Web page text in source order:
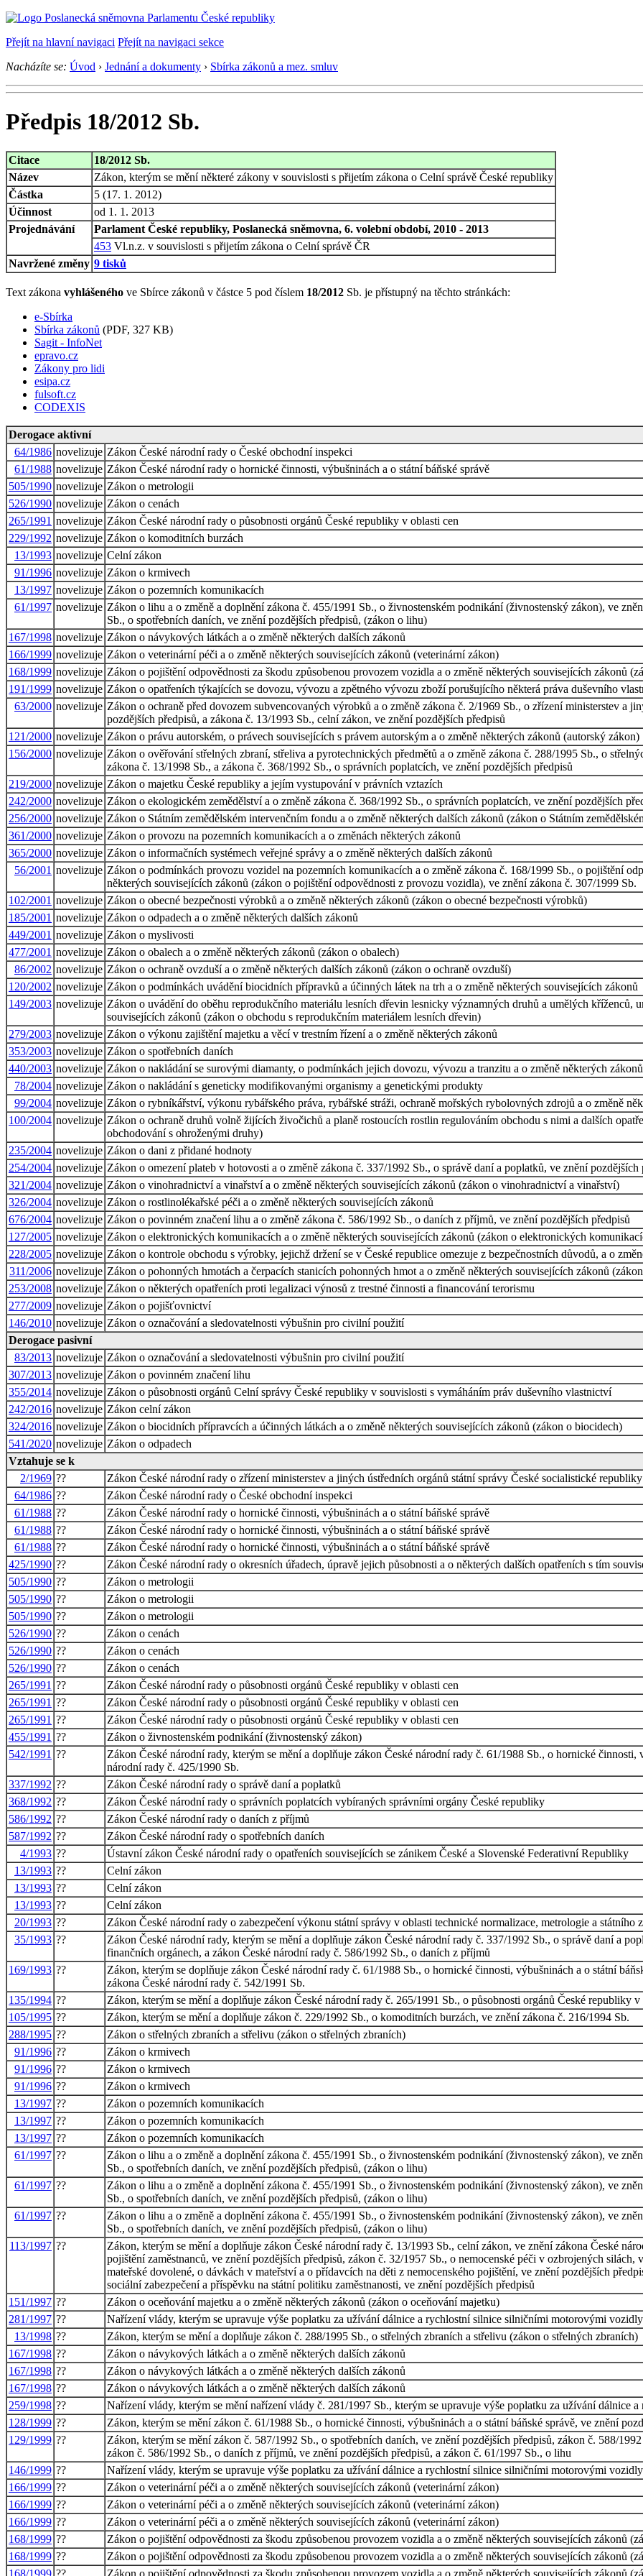
Přejít na hlavní navigaci Přejít na navigaci sekce
Nacházíte se: Úvod › Jednání a dokumenty › Sbírka zákonů a mez. smluv
Předpis 18/2012 Sb.
Citace
18/2012 Sb.
Název
Zákon, kterým se mění některé zákony v souvislosti s přijetím zákona o Celní správě České republiky
Částka
5 (17. 1. 2012)
Účinnost
od 1. 1. 2013
Projednávání
Parlament České republiky, Poslanecká sněmovna, 6. volební období, 2010 - 2013
453 Vl.n.z. v souvislosti s přijetím zákona o Celní správě ČR
Navržené změny 9 tisků
Text zákona vyhlášeného ve Sbírce zákonů v částce 5 pod číslem 18/2012 Sb. je přístupný na těchto stránkách:
e-Sbírka
Sbírka zákonů (PDF, 327 KB)
Sagit - InfoNet
epravo.cz
Zákony pro lidi
esipa.cz
fulsoft.cz
CODEXIS
Derogace aktivní
64/1986 novelizuje Zákon České národní rady o České obchodní inspekci
61/1988 novelizuje Zákon České národní rady o hornické činnosti, výbušninách a o státní báňské správě
505/1990 novelizuje Zákon o metrologii
526/1990 novelizuje Zákon o cenách
265/1991 novelizuje Zákon České národní rady o působnosti orgánů České republiky v oblasti cen
229/1992 novelizuje Zákon o komoditních burzách
13/1993 novelizuje Celní zákon
91/1996 novelizuje Zákon o krmivech
13/1997 novelizuje Zákon o pozemních komunikacích
61/1997 novelizuje Zákon o lihu a o změně a doplnění zákona č. 455/1991 Sb., o živnostenském podnikání (živnostenský zákon), ve
Sb., o spotřebních daních, ve znění pozdějších předpisů, (zákon o lihu)
167/1998 novelizuje Zákon o návykových látkách a o změně některých dalších zákonů
166/1999 novelizuje Zákon o veterinární péči a o změně některých souvisejících zákonů (veterinární zákon)
168/1999 novelizuje Zákon o pojištění odpovědnosti za škodu způsobenou provozem vozidla a o změně některých souvisejících zákonů
191/1999 novelizuje Zákon o opatřeních týkajících se dovozu, vývozu a zpětného vývozu zboží porušujícího některá práva duševního
63/2000 novelizuje Zákon o ochraně před dovozem subvencovaných výrobků a o změně zákona č. 2/1969 Sb., o zřízení ministerstev a
pozdějších předpisů, a zákona č. 13/1993 Sb., celní zákon, ve znění pozdějších předpisů
121/2000 novelizuje Zákon o právu autorském, o právech souvisejících s právem autorským a o změně některých zákonů (autorský zákon)
156/2000 novelizuje Zákon o ověřování střelných zbraní, střeliva a pyrotechnických předmětů a o změně zákona č. 288/1995 Sb., o
zákona č. 13/1998 Sb., a zákona č. 368/1992 Sb., o správních poplatcích, ve znění pozdějších předpisů
219/2000 novelizuje Zákon o majetku České republiky a jejím vystupování v právních vztazích
242/2000 novelizuje Zákon o ekologickém zemědělství a o změně zákona č. 368/1992 Sb., o správních poplatcích, ve znění pozdějších
256/2000 novelizuje Zákon o Státním zemědělském intervenčním fondu a o změně některých dalších zákonů (zákon o Státním
361/2000 novelizuje Zákon o provozu na pozemních komunikacích a o změnách některých zákonů
365/2000 novelizuje Zákon o informačních systémech veřejné správy a o změně některých dalších zákonů
56/2001 novelizuje Zákon o podmínkách provozu vozidel na pozemních komunikacích a o změně zákona č. 168/1999 Sb., o pojištění
některých souvisejících zákonů (zákon o pojištění odpovědnosti z provozu vozidla), ve znění zákona č. 307/1999 Sb.
102/2001 novelizuje Zákon o obecné bezpečnosti výrobků a o změně některých zákonů (zákon o obecné bezpečnosti výrobků)
185/2001 novelizuje Zákon o odpadech a o změně některých dalších zákonů
449/2001 novelizuje Zákon o myslivosti
477/2001 novelizuje Zákon o obalech a o změně některých zákonů (zákon o obalech)
86/2002 novelizuje Zákon o ochraně ovzduší a o změně některých dalších zákonů (zákon o ochraně ovzduší)
120/2002 novelizuje Zákon o podmínkách uvádění biocidních přípravků a účinných látek na trh a o změně některých souvisejících zákonů
149/2003 novelizuje Zákon o uvádění do oběhu reprodukčního materiálu lesních dřevin lesnicky významných druhů a umělých kříženců,
souvisejících zákonů (zákon o obchodu s reprodukčním materiálem lesních dřevin)
279/2003 novelizuje Zákon o výkonu zajištění majetku a věcí v trestním řízení a o změně některých zákonů
353/2003 novelizuje Zákon o spotřebních daních
440/2003 novelizuje Zákon o nakládání se surovými diamanty, o podmínkách jejich dovozu, vývozu a tranzitu a o změně některých zákonů
78/2004 novelizuje Zákon o nakládání s geneticky modifikovanými organismy a genetickými produkty
99/2004 novelizuje Zákon o rybníkářství, výkonu rybářského práva, rybářské stráži, ochraně mořských rybolovných zdrojů a o změně
100/2004 novelizuje Zákon o ochraně druhů volně žijících živočichů a planě rostoucích rostlin regulováním obchodu s nimi a dalších
obchodování s ohroženými druhy)
235/2004 novelizuje Zákon o dani z přidané hodnoty
254/2004 novelizuje Zákon o omezení plateb v hotovosti a o změně zákona č. 337/1992 Sb., o správě daní a poplatků, ve znění pozdějších
321/2004 novelizuje Zákon o vinohradnictví a vinařství a o změně některých souvisejících zákonů (zákon o vinohradnictví a vinařství)
326/2004 novelizuje Zákon o rostlinolékařské péči a o změně některých souvisejících zákonů
676/2004 novelizuje Zákon o povinném značení lihu a o změně zákona č. 586/1992 Sb., o daních z příjmů, ve znění pozdějších předpisů
127/2005 novelizuje Zákon o elektronických komunikacích a o změně některých souvisejících zákonů (zákon o elektronických
228/2005 novelizuje Zákon o kontrole obchodu s výrobky, jejichž držení se v České republice omezuje z bezpečnostních důvodů, a o
311/2006 novelizuje Zákon o pohonných hmotách a čerpacích stanicích pohonných hmot a o změně některých souvisejících zákonů
253/2008 novelizuje Zákon o některých opatřeních proti legalizaci výnosů z trestné činnosti a financování terorismu
277/2009 novelizuje Zákon o pojišťovnictví
146/2010 novelizuje Zákon o označování a sledovatelnosti výbušnin pro civilní použití
Derogace pasivní
83/2013 novelizuje Zákon o označování a sledovatelnosti výbušnin pro civilní použití
307/2013 novelizuje Zákon o povinném značení lihu
355/2014 novelizuje Zákon o působnosti orgánů Celní správy České republiky v souvislosti s vymáháním práv duševního vlastnictví
242/2016 novelizuje Zákon celní zákon
324/2016 novelizuje Zákon o biocidních přípravcích a účinných látkách a o změně některých souvisejících zákonů (zákon o biocidech)
541/2020 novelizuje Zákon o odpadech
Vztahuje se k
2/1969 ??
Zákon České národní rady o zřízení ministerstev a jiných ústředních orgánů státní správy České socialistické republiky
64/1986 ??
Zákon České národní rady o České obchodní inspekci
61/1988 ??
Zákon České národní rady o hornické činnosti, výbušninách a o státní báňské správě
61/1988 ??
Zákon České národní rady o hornické činnosti, výbušninách a o státní báňské správě
61/1988 ??
Zákon České národní rady o hornické činnosti, výbušninách a o státní báňské správě
425/1990 ??
Zákon České národní rady o okresních úřadech, úpravě jejich působnosti a o některých dalších opatřeních s tím
505/1990 ??
Zákon o metrologii
505/1990 ??
Zákon o metrologii
505/1990 ??
Zákon o metrologii
526/1990 ??
Zákon o cenách
526/1990 ??
Zákon o cenách
526/1990 ??
Zákon o cenách
265/1991 ??
Zákon České národní rady o působnosti orgánů České republiky v oblasti cen
265/1991 ??
Zákon České národní rady o působnosti orgánů České republiky v oblasti cen
265/1991 ??
Zákon České národní rady o působnosti orgánů České republiky v oblasti cen
455/1991 ??
Zákon o živnostenském podnikání (živnostenský zákon)
542/1991 ??
Zákon České národní rady, kterým se mění a doplňuje zákon České národní rady č. 61/1988 Sb., o hornické činnosti,
národní rady č. 425/1990 Sb.
337/1992 ??
Zákon České národní rady o správě daní a poplatků
368/1992 ??
Zákon České národní rady o správních poplatcích vybíraných správními orgány České republiky
586/1992 ??
Zákon České národní rady o daních z příjmů
587/1992 ??
Zákon České národní rady o spotřebních daních
4/1993 ??
Ústavní zákon České národní rady o opatřeních souvisejících se zánikem České a Slovenské Federativní Republiky
13/1993 ??
Celní zákon
13/1993 ??
Celní zákon
13/1993 ??
Celní zákon
20/1993 ??
Zákon České národní rady o zabezpečení výkonu státní správy v oblasti technické normalizace, metrologie a státního
35/1993 ??
Zákon České národní rady, kterým se mění a doplňuje zákon České národní rady č. 337/1992 Sb., o správě daní a
finančních orgánech, a zákon České národní rady č. 586/1992 Sb., o daních z příjmů
169/1993 ??
Zákon, kterým se doplňuje zákon České národní rady č. 61/1988 Sb., o hornické činnosti, výbušninách a o státní
zákona České národní rady č. 542/1991 Sb.
135/1994 ??
Zákon, kterým se mění a doplňuje zákon České národní rady č. 265/1991 Sb., o působnosti orgánů České republiky
105/1995 ??
Zákon, kterým se mění a doplňuje zákon č. 229/1992 Sb., o komoditních burzách, ve znění zákona č. 216/1994 Sb.
288/1995 ??
Zákon o střelných zbraních a střelivu (zákon o střelných zbraních)
91/1996 ??
Zákon o krmivech
91/1996 ??
Zákon o krmivech
91/1996 ??
Zákon o krmivech
13/1997 ??
Zákon o pozemních komunikacích
13/1997 ??
Zákon o pozemních komunikacích
13/1997 ??
Zákon o pozemních komunikacích
61/1997 ??
Zákon o lihu a o změně a doplnění zákona č. 455/1991 Sb., o živnostenském podnikání (živnostenský zákon), ve
Sb., o spotřebních daních, ve znění pozdějších předpisů, (zákon o lihu)
61/1997 ??
Zákon o lihu a o změně a doplnění zákona č. 455/1991 Sb., o živnostenském podnikání (živnostenský zákon), ve
Sb., o spotřebních daních, ve znění pozdějších předpisů, (zákon o lihu)
61/1997 ??
Zákon o lihu a o změně a doplnění zákona č. 455/1991 Sb., o živnostenském podnikání (živnostenský zákon), ve
Sb., o spotřebních daních, ve znění pozdějších předpisů, (zákon o lihu)
113/1997 ??
Zákon, kterým se mění a doplňuje zákon České národní rady č. 13/1993 Sb., celní zákon, ve znění zákona České
pojištění zaměstnanců, ve znění pozdějších předpisů, zákon č. 32/1957 Sb., o nemocenské péči v ozbrojených
mateřské dovolené, o dávkách v mateřství a o přídavcích na děti z nemocenského pojištění, ve znění pozdějších
sociální zabezpečení a příspěvku na státní politiku zaměstnanosti, ve znění pozdějších předpisů
151/1997 ??
Zákon o oceňování majetku a o změně některých zákonů (zákon o oceňování majetku)
281/1997 ??
Nařízení vlády, kterým se upravuje výše poplatku za užívání dálnice a rychlostní silnice silničními motorovými vozidly
13/1998 ??
Zákon, kterým se mění a doplňuje zákon č. 288/1995 Sb., o střelných zbraních a střelivu (zákon o střelných zbraních)
167/1998 ??
Zákon o návykových látkách a o změně některých dalších zákonů
167/1998 ??
Zákon o návykových látkách a o změně některých dalších zákonů
167/1998 ??
Zákon o návykových látkách a o změně některých dalších zákonů
259/1998 ??
Nařízení vlády, kterým se mění nařízení vlády č. 281/1997 Sb., kterým se upravuje výše poplatku za užívání dálnice
128/1999 ??
Zákon, kterým se mění zákon č. 61/1988 Sb., o hornické činnosti, výbušninách a o státní báňské správě, ve znění
129/1999 ??
Zákon, kterým se mění zákon č. 587/1992 Sb., o spotřebních daních, ve znění pozdějších předpisů, zákon č. 588/
zákon č. 586/1992 Sb., o daních z příjmů, ve znění pozdějších předpisů, a zákon č. 61/1997 Sb., o lihu
146/1999 ??
Nařízení vlády, kterým se upravuje výše poplatku za užívání dálnice a rychlostní silnice silničními motorovými vozidly
166/1999 ??
Zákon o veterinární péči a o změně některých souvisejících zákonů (veterinární zákon)
166/1999 ??
Zákon o veterinární péči a o změně některých souvisejících zákonů (veterinární zákon)
166/1999 ??
Zákon o veterinární péči a o změně některých souvisejících zákonů (veterinární zákon)
168/1999 ??
Zákon o pojištění odpovědnosti za škodu způsobenou provozem vozidla a o změně některých souvisejících zákonů
168/1999 ??
Zákon o pojištění odpovědnosti za škodu způsobenou provozem vozidla a o změně některých souvisejících zákonů
168/1999 ?? Zákon o pojištění odpovědnosti za škodu způsobenou provozem vozidla a o změně některých souvisejících zákonů